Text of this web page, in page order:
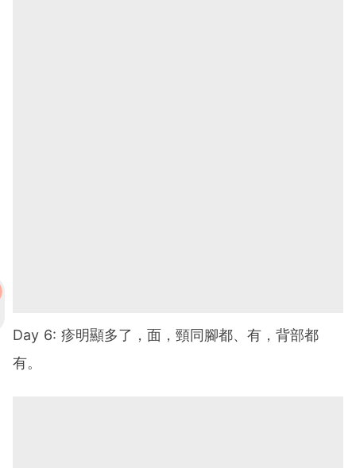
Day 6: 疹明顯多了，面，頸同腳都、有，背部都
有。